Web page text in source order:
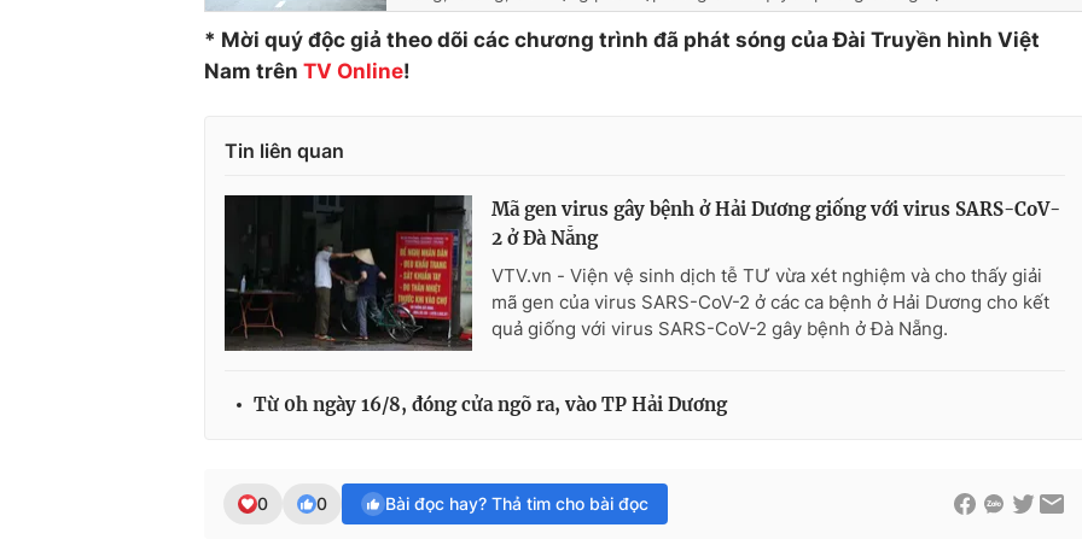
* Mời quý độc giả theo dõi các chương trình đã phát sóng của Đài Truyền hình Việt
Nam trên TV Online!
Tin liên quan
Mã gen virus gây bệnh ở Hải Dương giống với virus SARS-CoV-
2 ở Đà Nẵng
VTV.vn - Viện vệ sinh dịch tễ TƯ vừa xét nghiệm và cho thấy giải
mã gen của virus SARS-CoV-2 ở các ca bệnh ở Hải Dương cho kết
quả giống với virus SARS-CoV-2 gây bệnh ở Đà Nẵng.
Từ 0h ngày 16/8, đóng cửa ngõ ra, vào TP Hải Dương
0 0 Bài đọc hay? Thả tim cho bài đọc